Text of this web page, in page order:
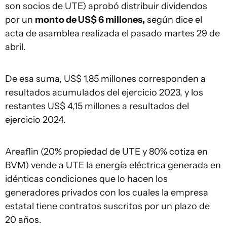
son socios de UTE) aprobó distribuir dividendos
por un monto de US$ 6 millones, según dice el
acta de asamblea realizada el pasado martes 29 de
abril.
De esa suma, US$ 1,85 millones corresponden a
resultados acumulados del ejercicio 2023, y los
restantes US$ 4,15 millones a resultados del
ejercicio 2024.
Areaflin (20% propiedad de UTE y 80% cotiza en
BVM) vende a UTE la energía eléctrica generada en
idénticas condiciones que lo hacen los
generadores privados con los cuales la empresa
estatal tiene contratos suscritos por un plazo de
20 años.